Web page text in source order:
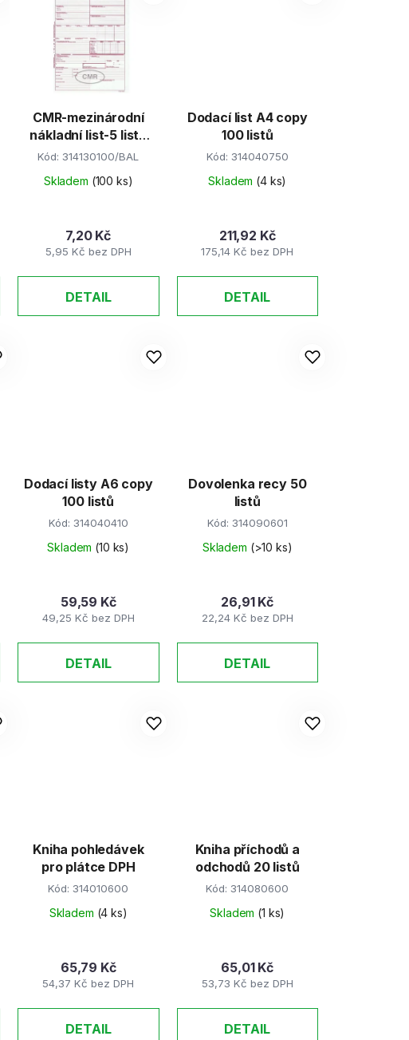
í
p
r
u
k
t
ů
CMR-mezinárodní
nákladní list-5 listů
německá verze
Kód:314130100/BAL
Skladem (100 ks)
5,95 Kč bez DPH
7,20 Kč
DETAIL
Dodací list A4 copy
100 listů
Kód: 314040750
Skladem (4 ks)
175,14 Kč bez DPH
211,92 Kč
DETAIL
Dodací listy A6 copy
100 listů
Kód: 314040410
Skladem (10 ks)
49,25 Kč bez DPH
59,59 Kč
DETAIL
Dovolenka recy 50
listů
Kód: 314090601
Skladem (>10 ks)
22,24 Kč bez DPH
26,91 Kč
DETAIL
Kniha pohledávek
pro plátce DPH
Kód:314010600
Skladem (4 ks)
54,37 Kč bez DPH
65,79 Kč
DETAIL
Kniha příchodů a
odchodů 20 listů
Kód:314080600
Skladem (1 ks)
53,73 Kč bez DPH
65,01 Kč
DETAIL